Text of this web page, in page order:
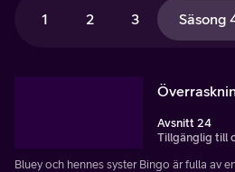
1 2 3 Säsong
Avsnitt 24
Tillgänglig till
Bluey och hennes syster Bingo är fulla av